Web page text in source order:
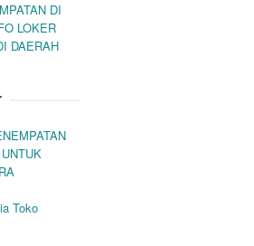
DI
LOKER
DAERAH
Toko